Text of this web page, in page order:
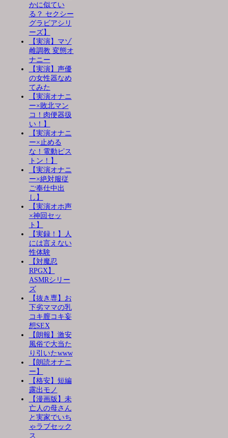
かに似てい
る？ セクシー
グラビアシリ
ーズ】
【実演】マゾ
雌調教 変態オ
ナニー
【実演】声優
の女性器なめ
てみた
【実演オナニ
ー×敗北マン
コ！肉便器扱
い！】
【実演オナニ
ー×止める
な！電動ピス
トン！】
【実演オナニ
ー×絶対服従
ご奉仕中出
し】
【実演オホ声
×神回セッ
ト】
【実録！】人
には言えない
性体験
【対魔忍
RPGX】
ASMRシリー
ズ
【抜き専】お
下劣ママの乳
コキ膣コキ妄
想SEX
【朗報】激安
風俗で大当た
り引いたwww
【朗読オナニ
ー】
【格安】短編
露出モノ
【漫画版】未
亡人の母さん
と実家でいち
ゃラブセック
ス